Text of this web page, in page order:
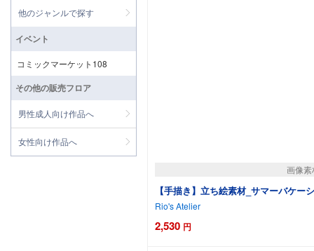
画像素
【手描き】立ち絵素材_サマーバケ
Rio's Atelier
2,530 円
他のジャンルで探す
イベント
コミックマーケット108
その他の販売フロア
男性成人向け作品へ
女性向け作品へ